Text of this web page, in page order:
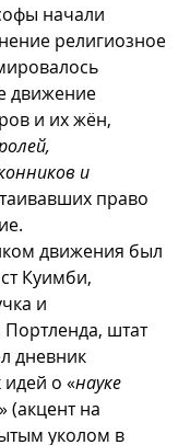
начали
религиозное
движение
и их жён,
и
право
движения был
Куимби,
и
Портленда, штат
дневник
идей о «науке
» (акцент на
уколом в